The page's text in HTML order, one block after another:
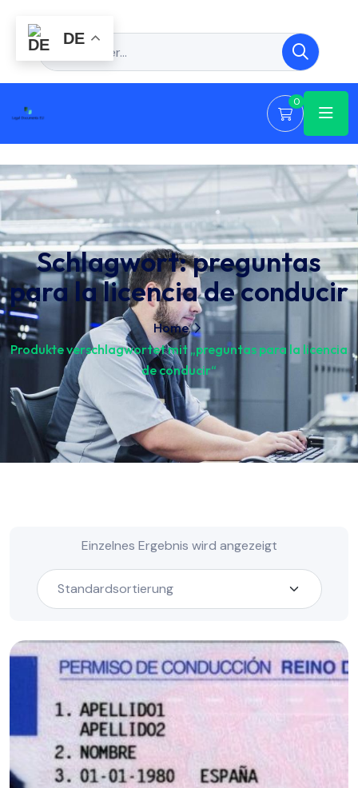
0
Schlagwort:preguntas
para la licencia de conducir
Home
Produkte verschlagwortet mit „preguntas para la licencia
de conducir“
Einzelnes Ergebnis wird angezeigt
DE